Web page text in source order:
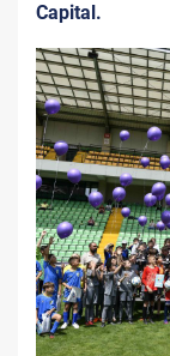
Capital.